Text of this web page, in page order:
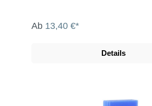
Ab 13,40 €*
Details